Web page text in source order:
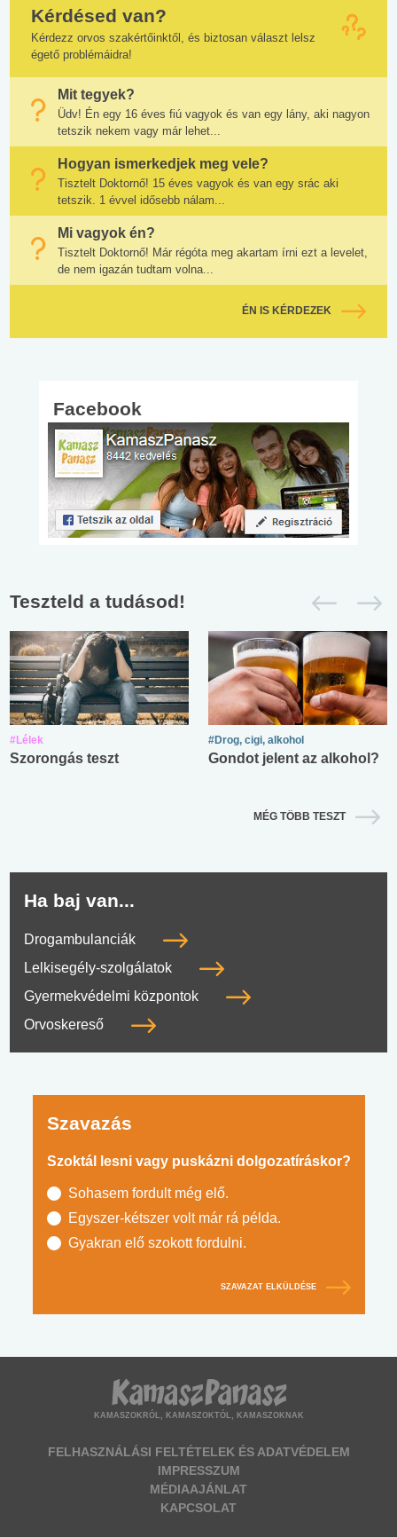
Kérdésed van?
Kérdezz orvos szakértőinktől, és biztosan választ lelsz
égető problémáidra!
Mit tegyek?
Üdv! Én egy 16 éves fiú vagyok és van egy lány, aki nagyon
tetszik nekem vagy már lehet...
Hogyan ismerkedjek meg vele?
Tisztelt Doktornő! 15 éves vagyok és van egy srác aki
tetszik. 1 évvel idősebb nálam...
Mi vagyok én?
Tisztelt Doktornő! Már régóta meg akartam írni ezt a levelet,
de nem igazán tudtam volna...
ÉN IS KÉRDEZEK
Facebook
Teszteld a tudásod!
#Lélek
Szorongás teszt
#Drog, cigi, alkohol
Gondot jelent az alkohol?
MÉG TÖBB TESZT
Ha baj van...
Drogambulanciák
Lelkisegély-szolgálatok
Gyermekvédelmi központok
Orvoskereső
Szavazás
Szoktál lesni vagy puskázni dolgozatíráskor?
Sohasem fordult még elő.
Egyszer-kétszer volt már rá példa.
Gyakran elő szokott fordulni.
SZAVAZAT ELKÜLDÉSE
KAMASZOKRÓL, KAMASZOKTÓL, KAMASZOKNAK
FELHASZNÁLÁSI FELTÉTELEK ÉS ADATVÉDELEM
IMPRESSZUM
MÉDIAAJÁNLAT
KAPCSOLAT